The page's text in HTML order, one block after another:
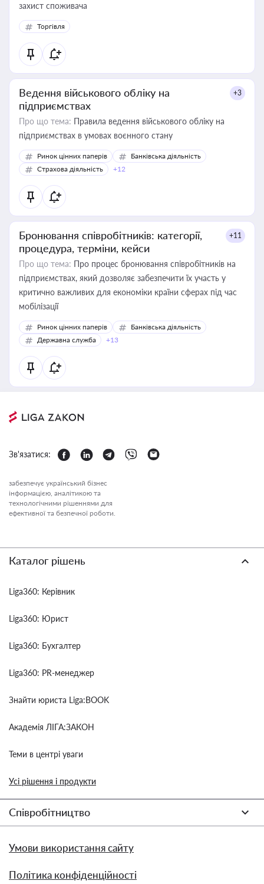
захист споживача
Торгівля
Ведення військового обліку на
підприємствах
+3
Про що тема: Правила ведення військового обліку на
підприємствах в умовах воєнного стану
Ринок цінних паперів
Банківська діяльність
Страхова діяльність
+12
Бронювання співробітників: категорії,
процедура, терміни, кейси
+11
Про що тема: Про процес бронювання співробітників на
підприємствах, який дозволяє забезпечити їх участь у
критично важливих для економіки країни сферах під час
мобілізації
Ринок цінних паперів
Банківська діяльність
Державна служба
+13
Зв'язатися:
забезпечує український бізнес
інформацією, аналітикою та
технологічними рішеннями для
ефективної та безпечної роботи.
Каталог рішень
Liga360: Керівник
Liga360: Юрист
Liga360: Бухгалтер
Liga360: PR-менеджер
Знайти юриста Liga:BOOK
Академія ЛІГА:ЗАКОН
Теми в центрі уваги
Усі рішення і продукти
Співробітництво
Умови використання сайту
Політика конфіденційності